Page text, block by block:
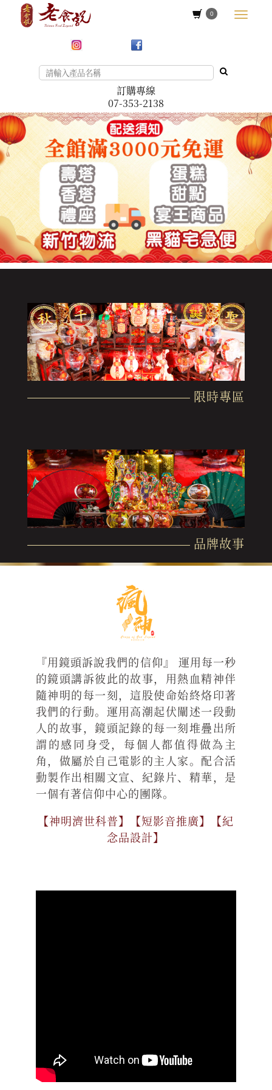
0
訂購專線
07-353-2138
限時專區
品牌故事
『用鏡頭訴說我們的信仰』 運用每一秒
的鏡頭講訴彼此的故事，用熱血精神伴
隨神明的每一刻，這股使命始終烙印著
我們的行動。運用高潮起伏闡述一段動
人的故事，鏡頭記錄的每一刻堆疊出所
謂的感同身受，每個人都值得做為主
角，做屬於自己電影的主人家。配合活
動製作出相關文宣、紀錄片、精華，是
一個有著信仰中心的團隊。
【神明濟世科普】【短影音推廣】【紀
念品設計】